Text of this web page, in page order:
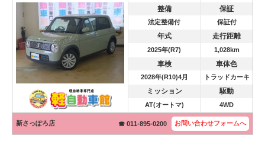
整備 保証
法定整備付 保証付
年式 走行距離
2025年(R7) 1,028km
車検 車体色
2028年(R10)4月 トラッドカーキ
ミッション 駆動
AT(オートマ) 4WD
新さっぽろ店 ☎ 011-895-0200 お問い合わせフォームへ